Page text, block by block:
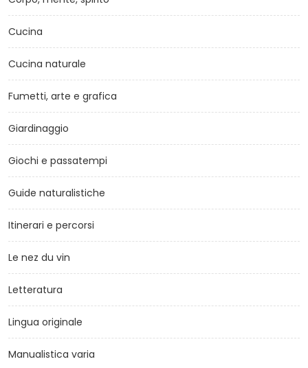
Cucina
Cucina naturale
Fumetti, arte e grafica
Giardinaggio
Giochi e passatempi
Guide naturalistiche
Itinerari e percorsi
Le nez du vin
Letteratura
Lingua originale
Manualistica varia